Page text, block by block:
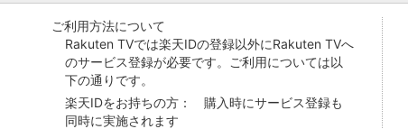
ご利用方法について
Rakuten TVでは楽天IDの登録以外にRakuten TVへ
のサービス登録が必要です。ご利用については以
下の通りです。
楽天IDをお持ちの方： 購入時にサービス登録も
同時に実施されます